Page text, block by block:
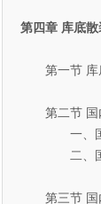
第四章 库底
第一节 库底
第二节 国内
一、国外
二、国内
第三节 国内